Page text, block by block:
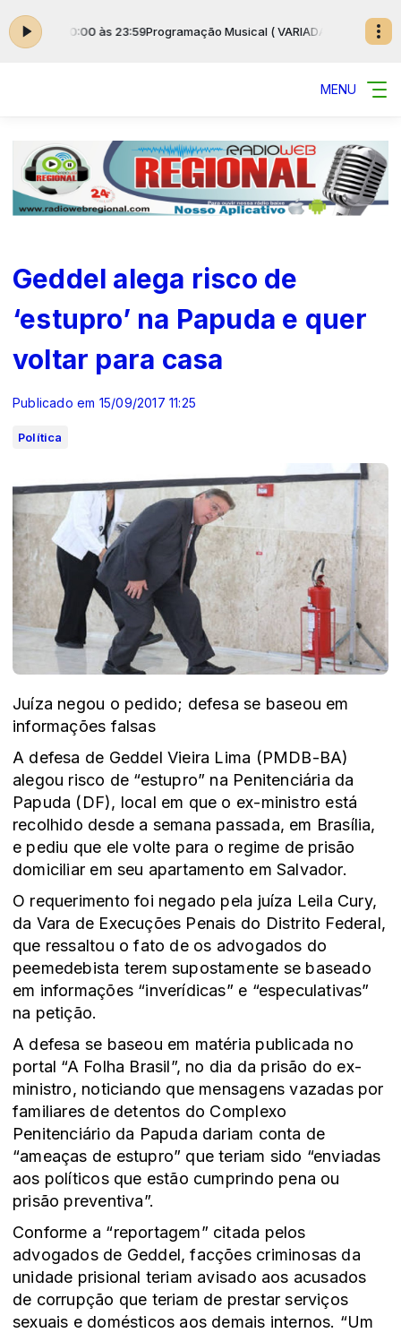
das 00:00 às 23:59 Programação Musical ( VARIADAS ) das 00:00 às
MENU
Geddel alega risco de
‘estupro’ na Papuda e quer
voltar para casa
Publicado em 15/09/2017 11:25
Política
Juíza negou o pedido; defesa se baseou em
informações falsas
A defesa de Geddel Vieira Lima (PMDB-BA)
alegou risco de “estupro” na Penitenciária da
Papuda (DF), local em que o ex-ministro está
recolhido desde a semana passada, em Brasília,
e pediu que ele volte para o regime de prisão
domiciliar em seu apartamento em Salvador.
O requerimento foi negado pela juíza Leila Cury,
da Vara de Execuções Penais do Distrito Federal,
que ressaltou o fato de os advogados do
peemedebista terem supostamente se baseado
em informações “inverídicas” e “especulativas”
na petição.
A defesa se baseou em matéria publicada no
portal “A Folha Brasil”, no dia da prisão do ex-
ministro, noticiando que mensagens vazadas por
familiares de detentos do Complexo
Penitenciário da Papuda dariam conta de
“ameaças de estupro” que teriam sido “enviadas
aos políticos que estão cumprindo pena ou
prisão preventiva”.
Conforme a “reportagem” citada pelos
advogados de Geddel, facções criminosas da
unidade prisional teriam avisado aos acusados
de corrupção que teriam de prestar serviços
sexuais e domésticos aos demais internos. “Um